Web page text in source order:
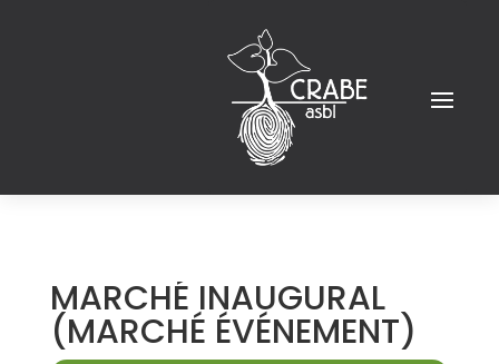
MARCHÉ INAUGURAL
(MARCHÉ ÉVÉNEMENT)